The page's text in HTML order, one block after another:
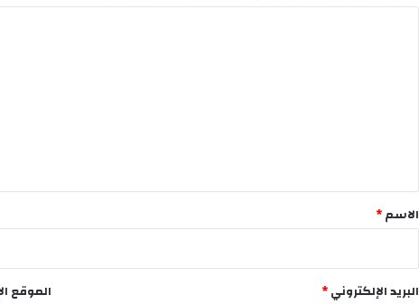
*
الاسم*
البريد الإلكتروني* الموقع